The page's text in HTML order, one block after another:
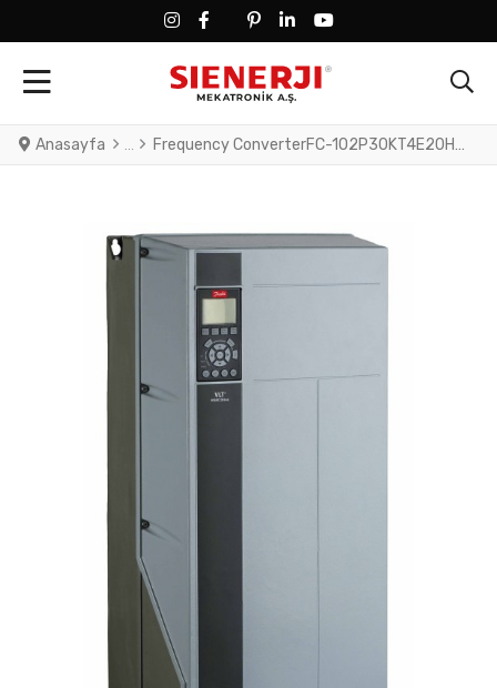
FACEBOOK SOCIAL LINK
FACEBOOK SOCIAL LINK
TWITTER SOCIAL LINK
PINTEREST SOCIAL LINK
LINKEDIN SOCIAL LINK
YOUTUBE SOCIAL LINK
Anasayfa Frequency ConverterFC-102P30KT4E20H2TGCXXXSXXXXAXBXCXXXXDXVLT® HVAC Drive FC-102(P30K) 30 KW / 40 HP, Three phase380 - 480 VAC, (E20) IP20 / ChassisRFI FilterSafe StopGraphical Loc. Cont. PanelCoated PCB, No Mains OptionLatest release std. SW.Frame: B4No C1 option, No D optionNo A Option, No B Optio